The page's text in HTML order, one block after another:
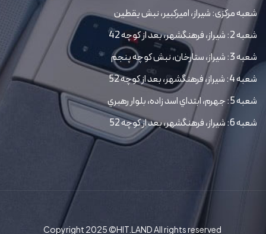
شعبه مرکزی: شیراز، امیرکبیر، نبش یقطین
شعبه 2: شیراز، فرهنگشهر، بعد از کوچه 42
شعبه 3: شیراز، ستارخان، نبش کوچه پنجم
شعبه 4: شیراز، فرهنگشهر، بعد از کوچه 52
شعبه 5: جهرم، ابتداي اسد زاده، بلوار رهبري
شعبه 6: شیراز، فرهنگشهر، بعد از کوچه 52